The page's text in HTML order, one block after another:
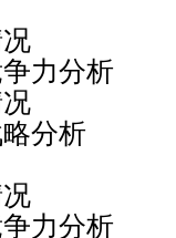
分析
分析
分析